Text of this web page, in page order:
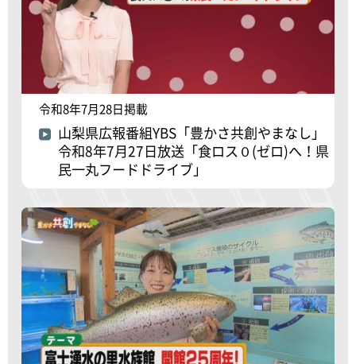
令和8年7月28日掲載
山梨県広報番組YBS「豊かさ共創やまなし」
令和8年7月27日放送「食ロス０(ゼロ)へ！県
民一丸フードドライブ」